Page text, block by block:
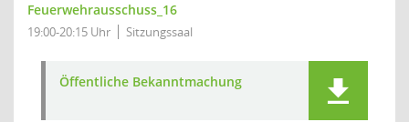
Feuerwehrausschuss_16
19:00-20:15 Uhr Sitzungssaal
Öffentliche Bekanntmachung